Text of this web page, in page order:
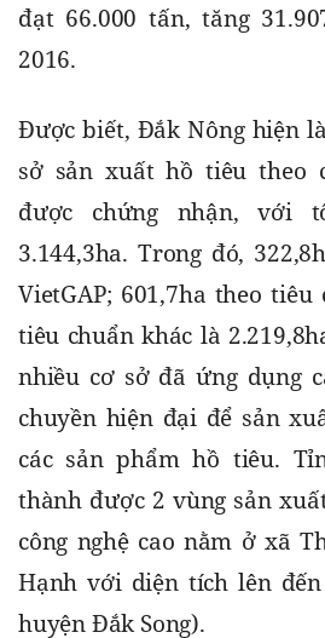
đạt 66.000 tấn, tăng
2016.
Được biết, Đắk Nông hiện
sở sản xuất hồ tiêu theo
được chứng nhận, với
3.144,3ha. Trong đó,
VietGAP; 601,7ha theo
tiêu chuẩn khác là
nhiều cơ sở đã ứng dụng
chuyền hiện đại để sản
các sản phẩm hồ tiêu.
thành được 2 vùng sản
công nghệ cao nằm ở xã
Hạnh với diện tích lên
huyện Đắk Song).